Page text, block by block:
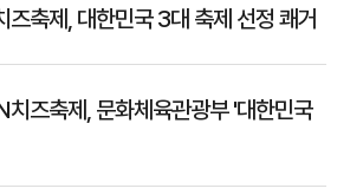
축제, 대한민국 3대 축제 선정 쾌거
즈축제, 문화체육관광부 '대한민국